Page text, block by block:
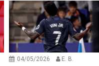
04/05/2026 E. B.